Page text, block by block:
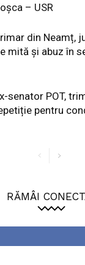
– USR
din Neamț,
mită și abuz în
senator POT,
pentru
RĂMÂI